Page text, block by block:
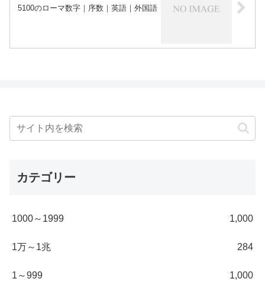
5100のローマ数字｜序数｜英語｜外国語
カテゴリー
1000～1999 1,000
1万～1兆 284
1～999 1,000